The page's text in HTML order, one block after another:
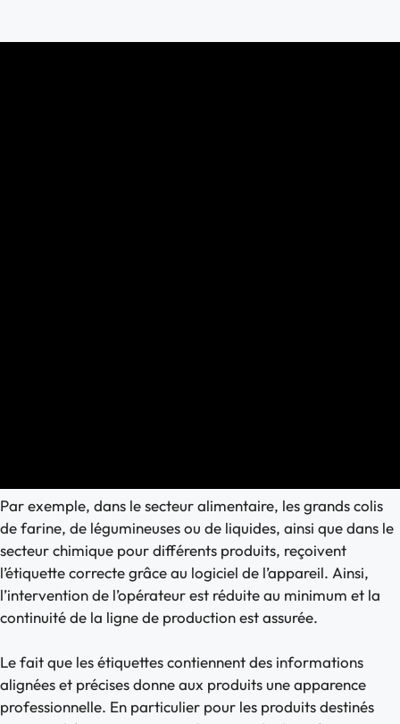
Par exemple, dans le secteur alimentaire, les grands colis
de farine, de légumineuses ou de liquides, ainsi que dans le
secteur chimique pour différents produits, reçoivent
l’étiquette correcte grâce au logiciel de l’appareil. Ainsi,
l’intervention de l’opérateur est réduite au minimum et la
continuité de la ligne de production est assurée.
Le fait que les étiquettes contiennent des informations
alignées et précises donne aux produits une apparence
professionnelle. En particulier pour les produits destinés